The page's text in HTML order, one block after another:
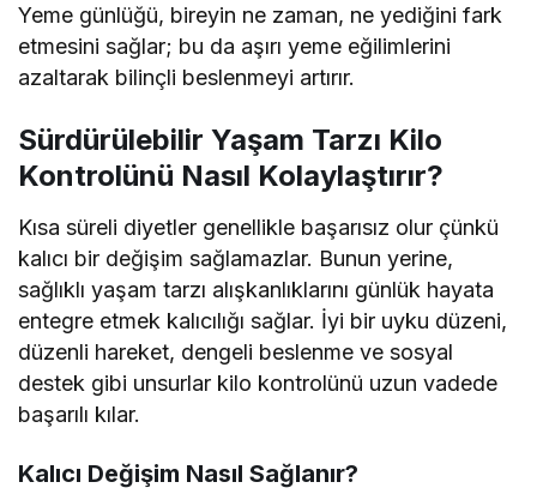
Yeme günlüğü, bireyin ne zaman, ne yediğini fark
etmesini sağlar; bu da aşırı yeme eğilimlerini
azaltarak bilinçli beslenmeyi artırır.
Sürdürülebilir Yaşam Tarzı Kilo
Kontrolünü Nasıl Kolaylaştırır?
Kısa süreli diyetler genellikle başarısız olur çünkü
kalıcı bir değişim sağlamazlar. Bunun yerine,
sağlıklı yaşam tarzı alışkanlıklarını günlük hayata
entegre etmek kalıcılığı sağlar. İyi bir uyku düzeni,
düzenli hareket, dengeli beslenme ve sosyal
destek gibi unsurlar kilo kontrolünü uzun vadede
başarılı kılar.
Kalıcı Değişim Nasıl Sağlanır?